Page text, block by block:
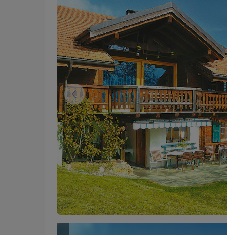
Skihütten &
Gruppenhäuser